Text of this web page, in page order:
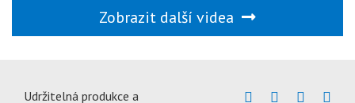
Zobrazit další videa
Udržitelná produkce a